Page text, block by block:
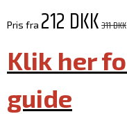
Pris fra 212 DKK311 DKK
Klik her
guide